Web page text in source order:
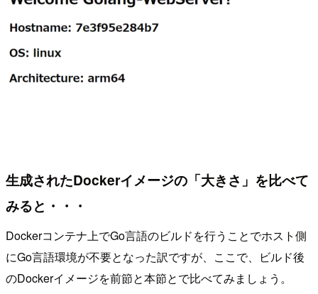
生成されたDockerイメージの「大きさ」を比べて
みると・・・
Dockerコンテナ上でGo言語のビルドを行うことでホスト側
にGo言語環境が不要となった訳ですが、ここで、ビルド後
のDockerイメージを前節と本節とで比べてみましょう。